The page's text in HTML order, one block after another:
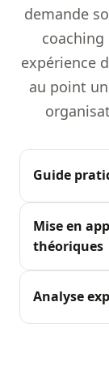
demande
expérience
au point
Guide
Mise en
théoriques
Analyse